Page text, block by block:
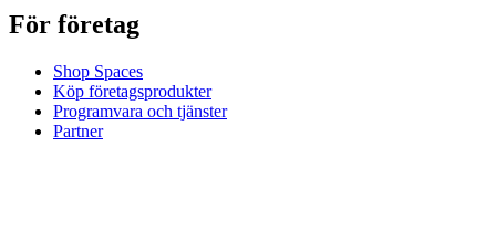
För företag
Shop Spaces
Köp företagsprodukter
Programvara och tjänster
Partner